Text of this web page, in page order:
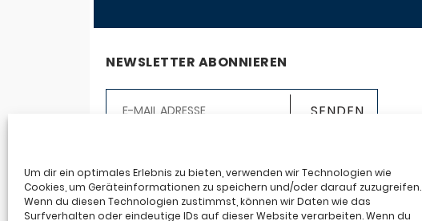
Um dir ein optimales Erlebnis zu bieten, verwenden wir Technologien wie
Cookies, um Geräteinformationen zu speichern und/oder darauf zuzugreifen.
Wenn du diesen Technologien zustimmst, können wir Daten wie das
Surfverhalten oder eindeutige IDs auf dieser Website verarbeiten. Wenn du
NEWSLETTER ABONNIEREN
abonnieren. Ich erhalte auf mich abgestimmte
Infos an die angegebene E-Mail-Adresse auf
Basis meiner Anmeldedaten und meines